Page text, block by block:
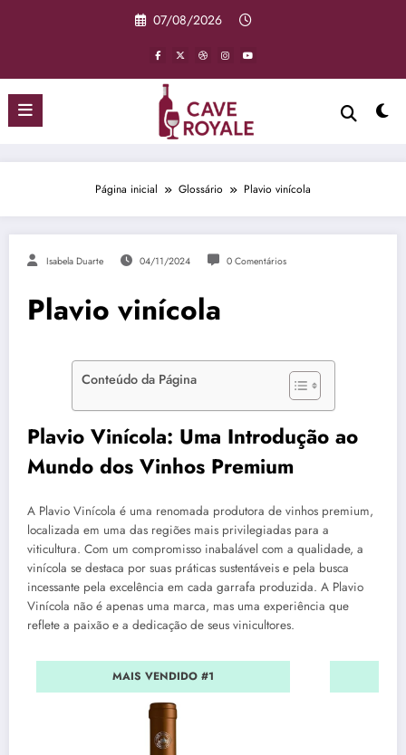
07/08/2026
Página inicial Glossário Plavio vinícola
Isabela Duarte 04/11/2024 0 Comentários
Plavio vinícola
Conteúdo da Página
Plavio Vinícola: Uma Introdução ao
Mundo dos Vinhos Premium
A Plavio Vinícola é uma renomada produtora de vinhos premium,
localizada em uma das regiões mais privilegiadas para a
viticultura. Com um compromisso inabalável com a qualidade, a
vinícola se destaca por suas práticas sustentáveis e pela busca
incessante pela excelência em cada garrafa produzida. A Plavio
Vinícola não é apenas uma marca, mas uma experiência que
reflete a paixão e a dedicação de seus vinicultores.
MAIS VENDIDO #1